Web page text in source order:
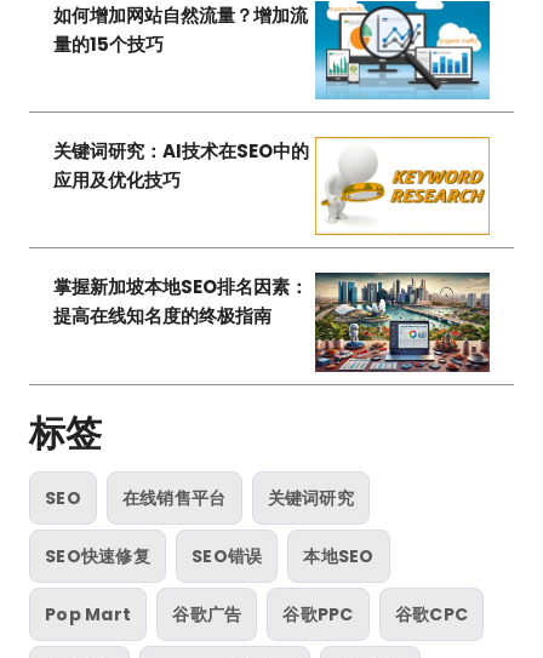
如何增加网站自然流量？增加流
量的15个技巧
关键词研究：AI技术在SEO中的
应用及优化技巧
掌握新加坡本地SEO排名因素：
提高在线知名度的终极指南
标签
SEO 在线销售平台 关键词研究
SEO快速修复 SEO错误 本地SEO
Pop Mart 谷歌广告 谷歌PPC 谷歌CPC